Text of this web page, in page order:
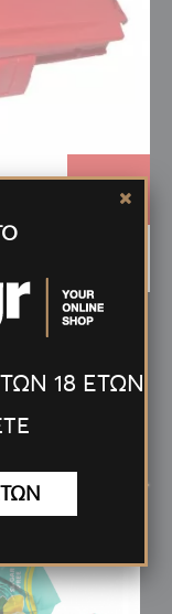
Β
1.29€
>
18 ΕΤΩΝ